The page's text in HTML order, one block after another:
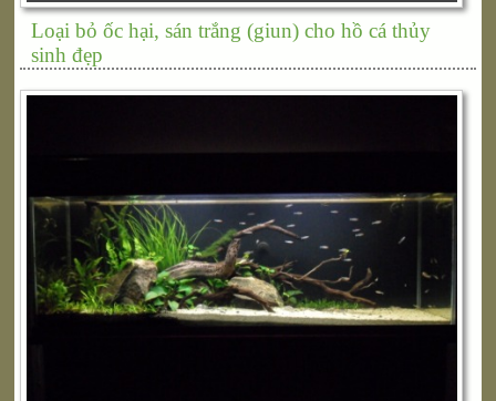
Loại bỏ ốc hại, sán trắng (giun) cho hồ cá thủy
sinh đẹp